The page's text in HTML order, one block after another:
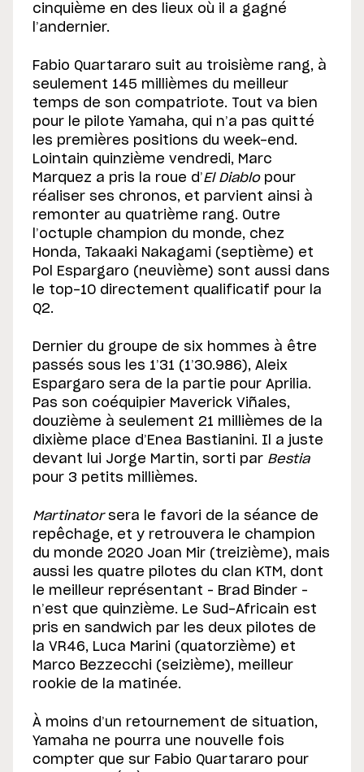
cinquième en des lieux où il a gagné
l’andernier.
Fabio Quartararo suit au troisième rang, à
seulement 145 millièmes du meilleur
temps de son compatriote. Tout va bien
pour le pilote Yamaha, qui n’a pas quitté
les premières positions du week-end.
Lointain quinzième vendredi, Marc
Marquez a pris la roue d’El Diablopour
réaliser ses chronos, et parvient ainsi à
remonter au quatrième rang. Outre
l’octuple champion du monde, chez
Honda, Takaaki Nakagami (septième) et
Pol Espargaro (neuvième) sont aussi dans
le top-10 directement qualificatif pour la
Q2.
Dernier du groupe de six hommes à être
passés sous les 1’31 (1’30.986), Aleix
Espargaro sera de la partie pour Aprilia.
Pas son coéquipier Maverick Viñales,
douzième à seulement 21 millièmes de la
dixième place d’Enea Bastianini. Il a juste
devant lui Jorge Martin, sorti par Bestia
pour 3 petits millièmes.
Martinatorsera le favori de la séance de
repêchage, et y retrouvera le champion
du monde 2020 Joan Mir (treizième), mais
aussi les quatre pilotes du clan KTM, dont
le meilleur représentant – Brad Binder –
n’est que quinzième. Le Sud-Africain est
pris en sandwich par les deux pilotes de
la VR46, Luca Marini (quatorzième) et
Marco Bezzecchi (seizième), meilleur
rookie de la matinée.
À moins d’un retournement de situation,
Yamaha ne pourra une nouvelle fois
compter que sur Fabio Quartararo pour